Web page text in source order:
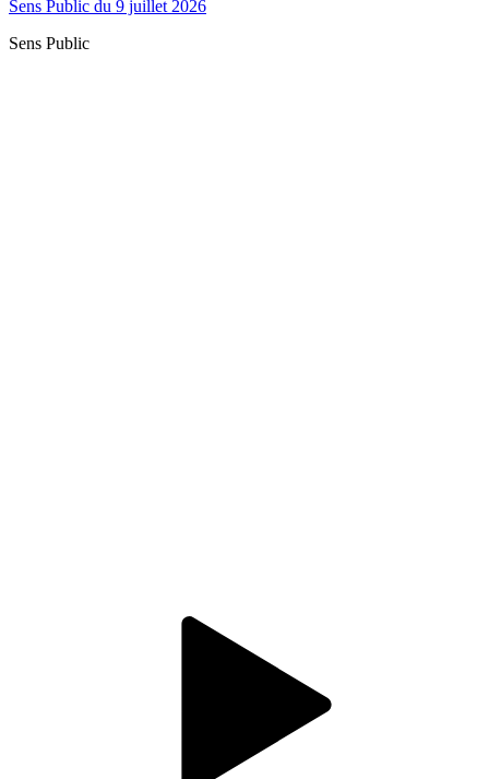
Sens Public du 9 juillet 2026
Sens Public